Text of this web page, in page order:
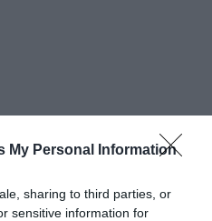
My Personal Information
sharing to third parties, or
sensitive information for